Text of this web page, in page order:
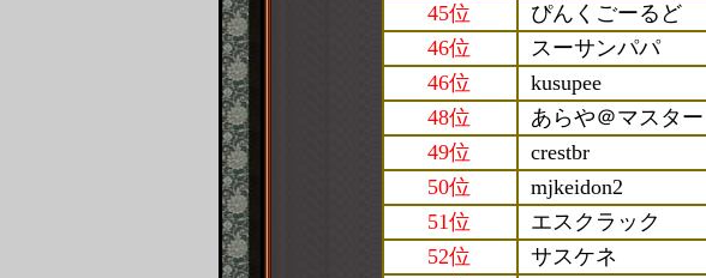
45位
ぴんくごーるど
46位
スーサンパパ
46位
kusupee
48位
あらや＠マスター
49位
crestbr
50位
mjkeidon2
51位
エスクラック
52位
サスケネ